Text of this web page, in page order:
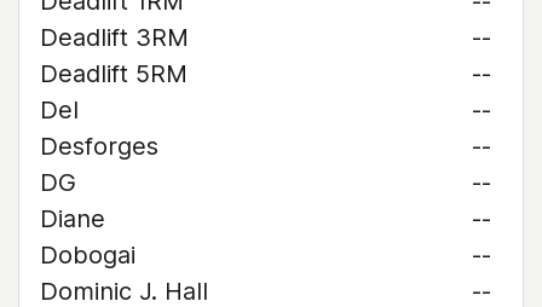
Deadlift 3RM
--
Deadlift 5RM
--
Del
--
Desforges
--
DG
--
Diane
--
Dobogai
--
Dominic J. Hall
--